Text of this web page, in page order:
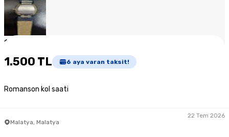
1
1.500 TL 6 aya varan taksit!
Romanson kol saati
Malatya, Malatya
22 Tem 2026